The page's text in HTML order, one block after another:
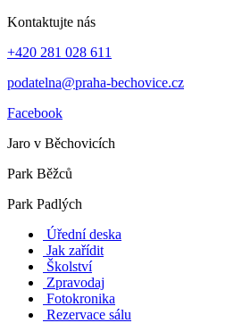
Kontaktujte nás
+420 281 028 611
podatelna@praha-bechovice.cz
Facebook
Jaro v Běchovicích
Park Běžců
Park Padlých
Úřední deska
Jak zařídit
Školství
Zpravodaj
Fotokronika
Rezervace sálu